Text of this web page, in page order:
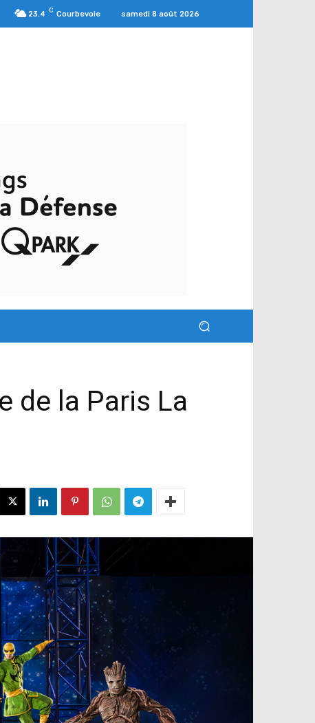
23.4 C Courbevoie samedi 8 août 2026
de la Paris La